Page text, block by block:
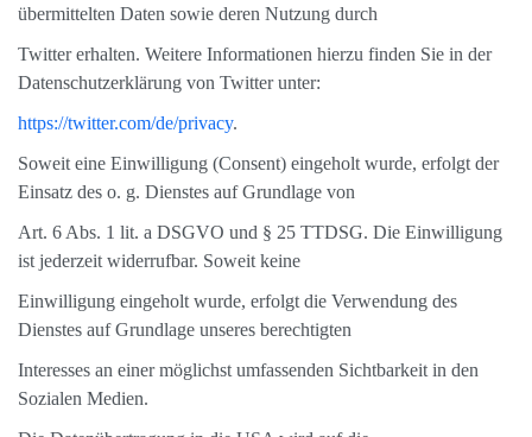
übermittelten Daten sowie deren Nutzung durch
Twitter erhalten. Weitere Informationen hierzu finden Sie in der
Datenschutzerklärung von Twitter unter:
https://twitter.com/de/privacy.
Soweit eine Einwilligung (Consent) eingeholt wurde, erfolgt der
Einsatz des o. g. Dienstes auf Grundlage von
Art. 6 Abs. 1 lit. a DSGVO und § 25 TTDSG. Die Einwilligung
ist jederzeit widerrufbar. Soweit keine
Einwilligung eingeholt wurde, erfolgt die Verwendung des
Dienstes auf Grundlage unseres berechtigten
Interesses an einer möglichst umfassenden Sichtbarkeit in den
Sozialen Medien.